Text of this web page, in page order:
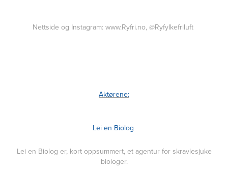
Nettside og Instagram: www.Ryfri.no, @Ryfylkefriluft
Aktørene:
Lei en Biolog
Lei en Biolog er, kort oppsummert, et agentur for skravlesjuke
biologer.